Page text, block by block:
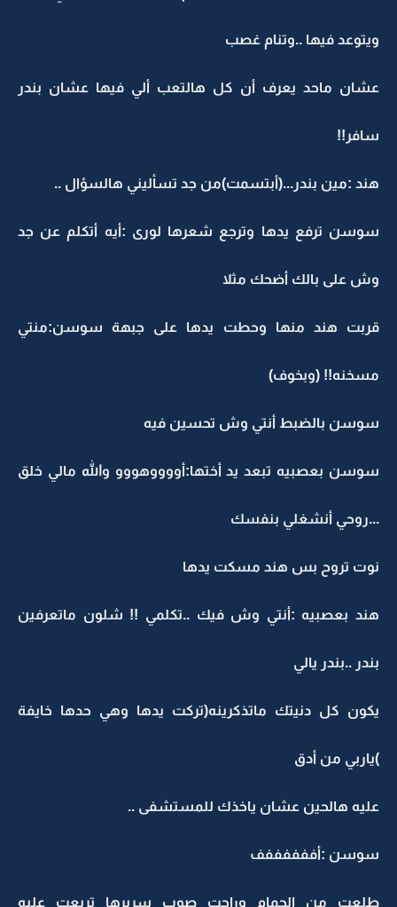
ويتوعد فيها ..وتنام غصب
عشان ماحد يعرف أن كل هالتعب ألي فيها عشان بندر
سافر!!
هند :مين بندر...(أبتسمت)من جد تسأليني هالسؤال ..
سوسن ترفع يدها وترجع شعرها لورى :أيه أتكلم عن جد
وش على بالك أضحك مثلا
قربت هند منها وحطت يدها على جبهة سوسن:منتي
مسخنه!! (وبخوف)
سوسن بالضبط أنتي وش تحسين فيه
سوسن بعصبيه تبعد يد أختها:أووووهووو والله مالي خلق
...روحي أنشغلي بنفسك
نوت تروح بس هند مسكت يدها
هند بعصبيه :أنتي وش فيك ..تكلمي !! شلون ماتعرفين
بندر ..بندر يالي
يكون كل دنيتك ماتذكرينه(تركت يدها وهي حدها خايفة
)ياربي من أدق
عليه هالحين عشان ياخذك للمستشفى ..
سوسن :أففففففف
طلعت من الحمام وراحت صوب سريرها تربعت عليه